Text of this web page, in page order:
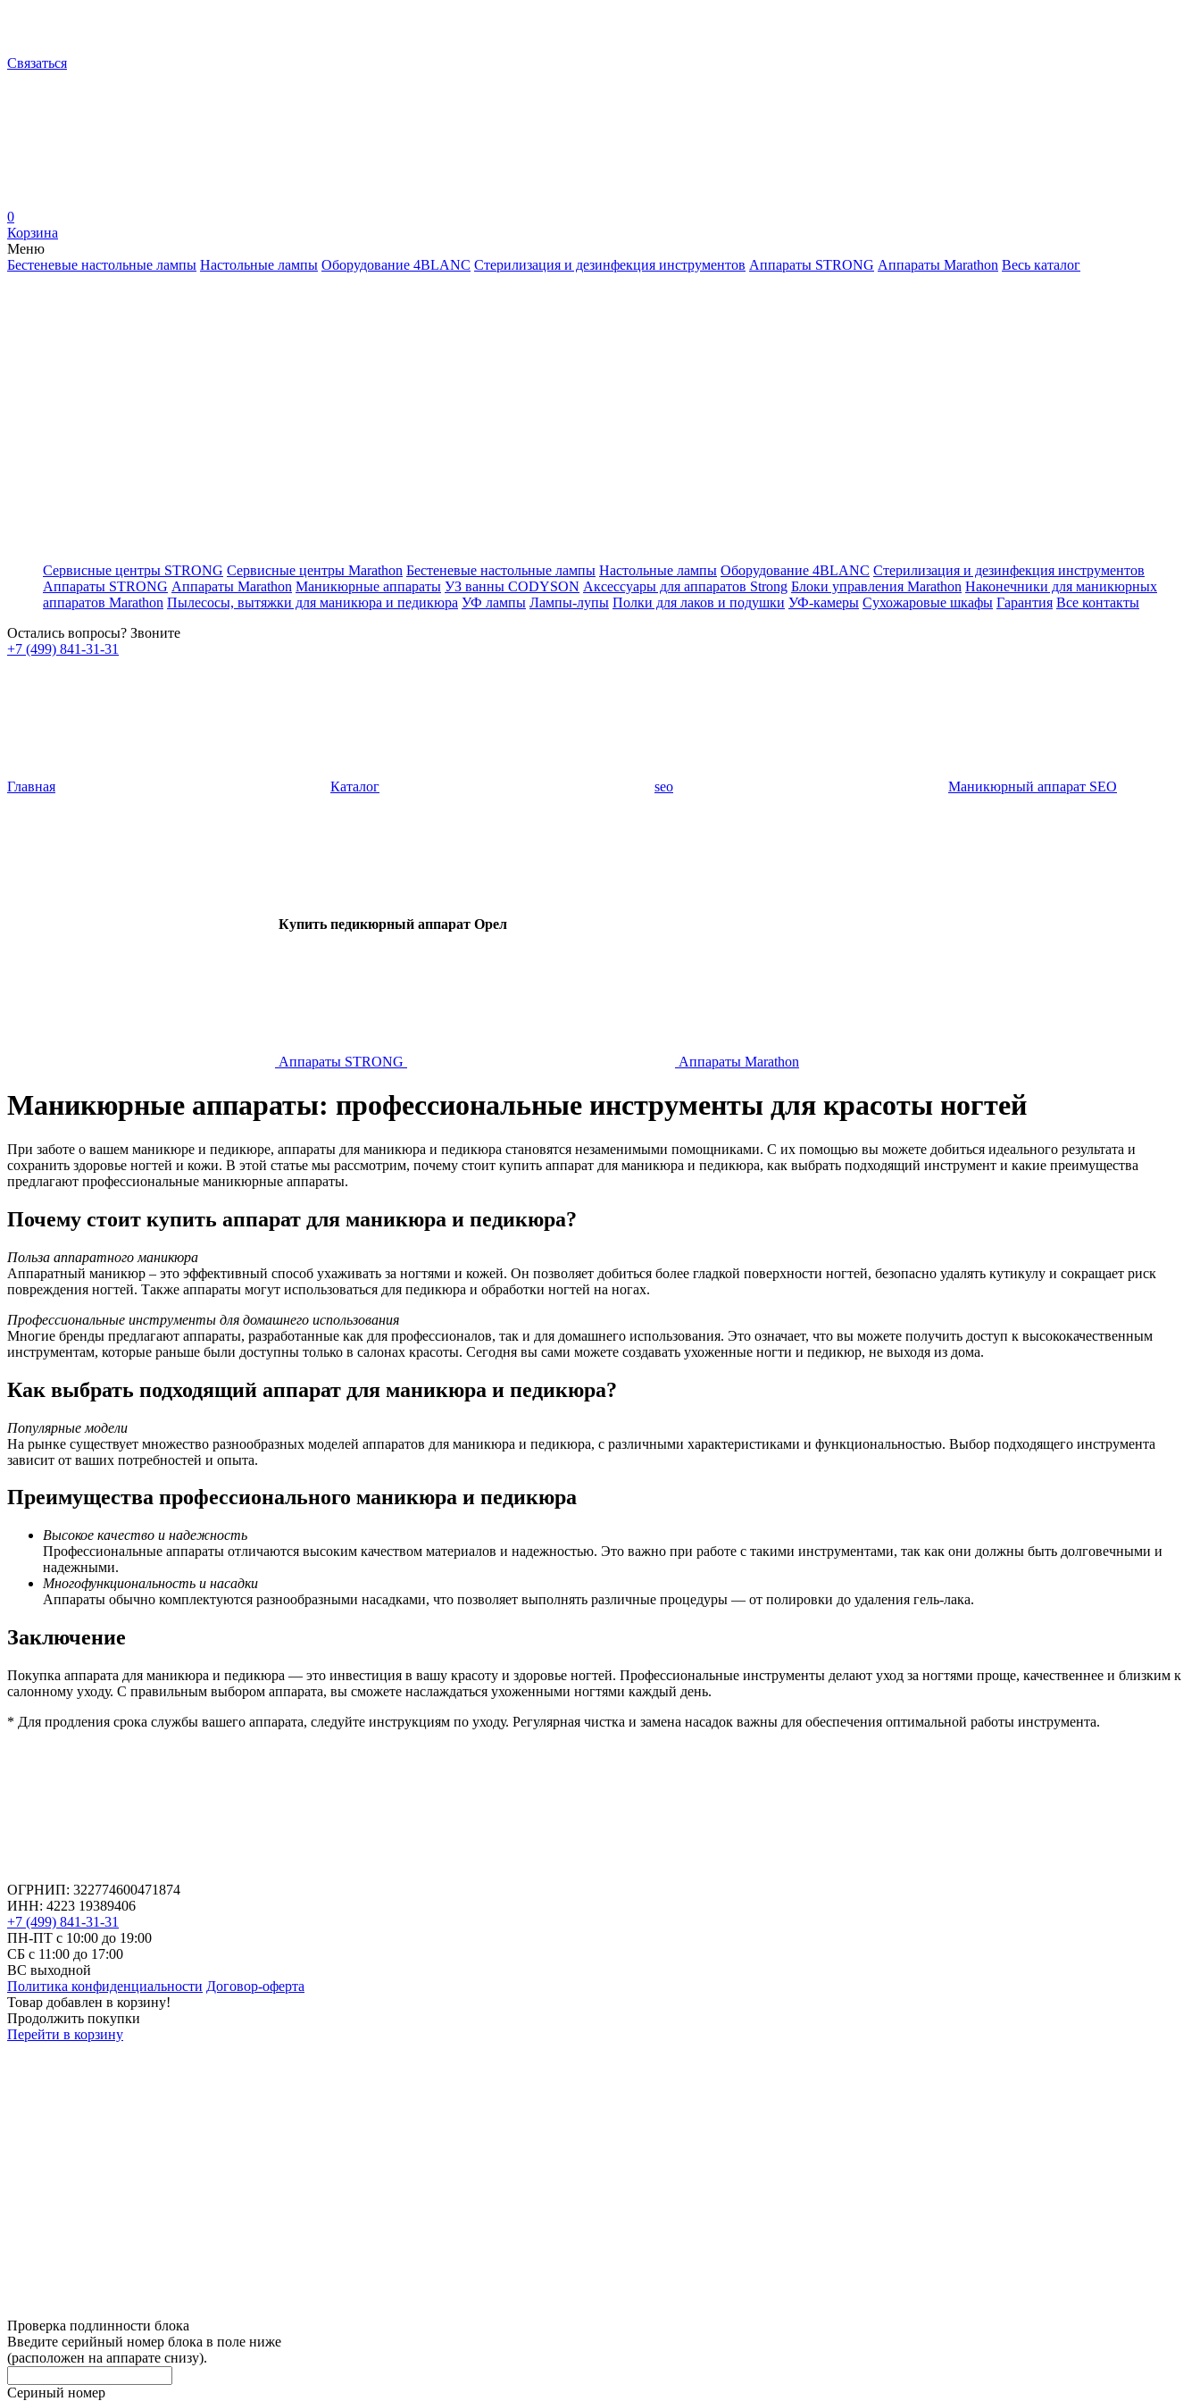
Связаться
0
Корзина
Меню
Бестеневые настольные лампы Настольные лампы Оборудование 4BLANC Стерилизация и дезинфекция инструментов Аппараты STRONG Аппараты Marathon Весь каталог
Сервисные центры STRONG Сервисные центры Marathon Бестеневые настольные лампы Настольные лампы Оборудование 4BLANC Стерилизация и дезинфекция инструментов
Аппараты STRONG Аппараты Marathon Маникюрные аппараты УЗ ванны CODYSON Аксессуары для аппаратов Strong Блоки управления Marathon Наконечники для маникюрных
аппаратов Marathon Пылесосы, вытяжки для маникюра и педикюра УФ лампы Лампы-лупы Полки для лаков и подушки УФ-камеры Сухожаровые шкафы Гарантия Все контакты
Остались вопросы? Звоните
+7 (499) 841-31-31
Главная Каталог seo Маникюрный аппарат SEO
Купить педикюрный аппарат Орел
Аппараты STRONG Аппараты Marathon
Маникюрные аппараты: профессиональные инструменты для красоты ногтей
При заботе о вашем маникюре и педикюре, аппараты для маникюра и педикюра становятся незаменимыми помощниками. С их помощью вы можете добиться идеального результата и
сохранить здоровье ногтей и кожи. В этой статье мы рассмотрим, почему стоит купить аппарат для маникюра и педикюра, как выбрать подходящий инструмент и какие преимущества
предлагают профессиональные маникюрные аппараты.
Почему стоит купить аппарат для маникюра и педикюра?
Польза аппаратного маникюра
Аппаратный маникюр – это эффективный способ ухаживать за ногтями и кожей. Он позволяет добиться более гладкой поверхности ногтей, безопасно удалять кутикулу и сокращает риск
повреждения ногтей. Также аппараты могут использоваться для педикюра и обработки ногтей на ногах.
Профессиональные инструменты для домашнего использования
Многие бренды предлагают аппараты, разработанные как для профессионалов, так и для домашнего использования. Это означает, что вы можете получить доступ к высококачественным
инструментам, которые раньше были доступны только в салонах красоты. Сегодня вы сами можете создавать ухоженные ногти и педикюр, не выходя из дома.
Как выбрать подходящий аппарат для маникюра и педикюра?
Популярные модели
На рынке существует множество разнообразных моделей аппаратов для маникюра и педикюра, с различными характеристиками и функциональностью. Выбор подходящего инструмента
зависит от ваших потребностей и опыта.
Преимущества профессионального маникюра и педикюра
Высокое качество и надежность
Профессиональные аппараты отличаются высоким качеством материалов и надежностью. Это важно при работе с такими инструментами, так как они должны быть долговечными и
надежными.
Многофункциональность и насадки
Аппараты обычно комплектуются разнообразными насадками, что позволяет выполнять различные процедуры — от полировки до удаления гель-лака.
Заключение
Покупка аппарата для маникюра и педикюра — это инвестиция в вашу красоту и здоровье ногтей. Профессиональные инструменты делают уход за ногтями проще, качественнее и близким к
салонному уходу. С правильным выбором аппарата, вы сможете наслаждаться ухоженными ногтями каждый день.
* Для продления срока службы вашего аппарата, следуйте инструкциям по уходу. Регулярная чистка и замена насадок важны для обеспечения оптимальной работы инструмента.
ОГРНИП: 322774600471874
ИНН: 4223 19389406
+7 (499) 841-31-31
ПН-ПТ с 10:00 до 19:00
СБ c 11:00 до 17:00
ВС выходной
Политика конфиденциальности Договор-оферта
Товар добавлен в корзину!
Продолжить покупки
Перейти в корзину
Проверка подлинности блока
Введите серийный номер блока в поле ниже
(расположен на аппарате снизу).
Сериный номер